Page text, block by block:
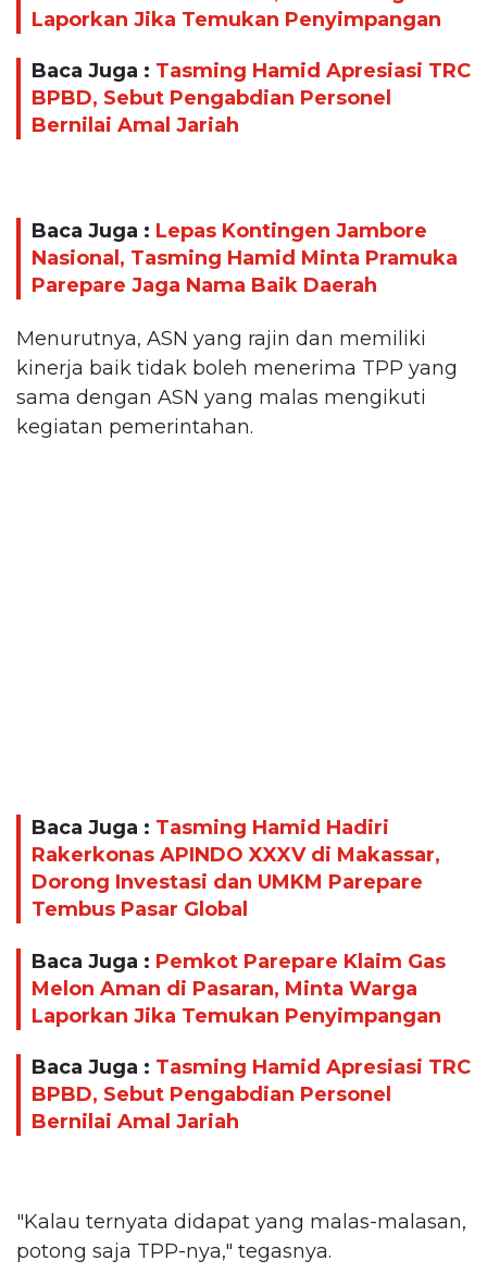
Laporkan Jika Temukan Penyimpangan
Baca Juga : Tasming Hamid Apresiasi TRC
BPBD, Sebut Pengabdian Personel
Bernilai Amal Jariah
Baca Juga : Lepas Kontingen Jambore
Nasional, Tasming Hamid Minta Pramuka
Parepare Jaga Nama Baik Daerah
Menurutnya, ASN yang rajin dan memiliki
kinerja baik tidak boleh menerima TPP yang
sama dengan ASN yang malas mengikuti
kegiatan pemerintahan.
Baca Juga : Tasming Hamid Hadiri
Rakerkonas APINDO XXXV di Makassar,
Dorong Investasi dan UMKM Parepare
Tembus Pasar Global
Baca Juga : Pemkot Parepare Klaim Gas
Melon Aman di Pasaran, Minta Warga
Laporkan Jika Temukan Penyimpangan
Baca Juga : Tasming Hamid Apresiasi TRC
BPBD, Sebut Pengabdian Personel
Bernilai Amal Jariah
"Kalau ternyata didapat yang malas-malasan,
potong saja TPP-nya," tegasnya.